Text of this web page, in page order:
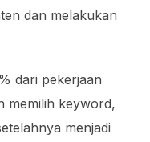
dan melakukan
dari pekerjaan
memilih keyword,
menjadi